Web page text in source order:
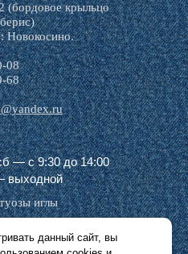
(бордовое крыльцо
Новокосино.
08
68
— с 9:30 до 14:00
выходной
иглы
символика и
данный сайт, вы